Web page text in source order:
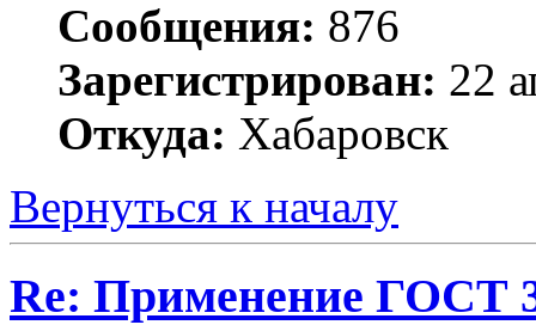
Сообщения: 876
Зарегистрирован: 22
Откуда: Хабаровск
Вернуться к началу
Re: Применение ГОСТ